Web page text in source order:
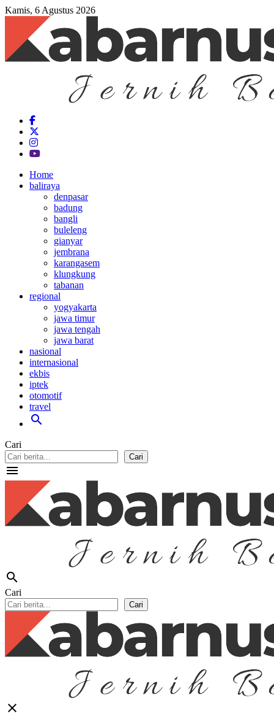
Kamis, 6 Agustus 2026
Home
baliraya
denpasar
badung
bangli
buleleng
gianyar
jembrana
karangasem
klungkung
tabanan
regional
yogyakarta
jawa timur
jawa tengah
jawa barat
nasional
internasional
ekbis
iptek
otomotif
travel
search
Cari
Cari
menu
search
Cari
Cari
close